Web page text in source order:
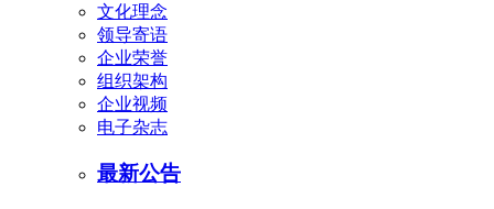
文化理念
领导寄语
企业荣誉
组织架构
企业视频
电子杂志
最新公告